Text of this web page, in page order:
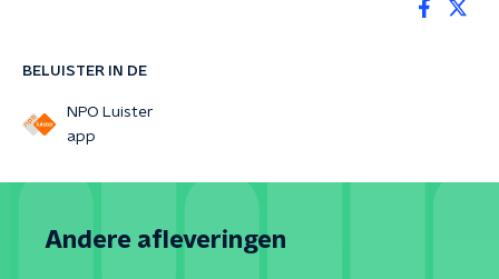
BELUISTER IN DE
NPO Luister
app
Andere afleveringen